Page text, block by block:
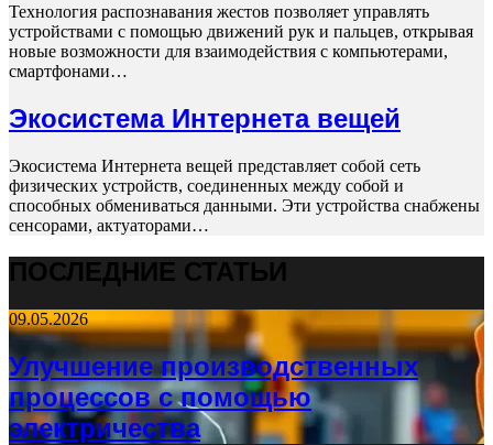
Технология распознавания жестов позволяет управлять
устройствами с помощью движений рук и пальцев, открывая
новые возможности для взаимодействия с компьютерами,
смартфонами…
Экосистема Интернета вещей
Экосистема Интернета вещей представляет собой сеть
физических устройств, соединенных между собой и
способных обмениваться данными. Эти устройства снабжены
сенсорами, актуаторами…
ПОСЛЕДНИЕ СТАТЬИ
09.05.2026
Улучшение производственных
процессов с помощью
электричества